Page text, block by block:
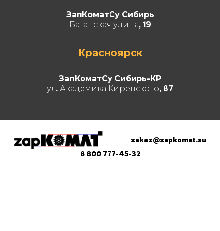
ЗапКоматСу Сибирь
Баганская улица, 19
Красноярск
ЗапКоматСу Сибирь-КР
ул. Академика Киренского, 87
zakaz@zapkomat.su
8 800 777-45-32